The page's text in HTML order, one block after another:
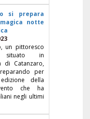
si prepara
notte
un pittoresco
situato in
di Catanzaro,
per
della
che ha
negli ultimi